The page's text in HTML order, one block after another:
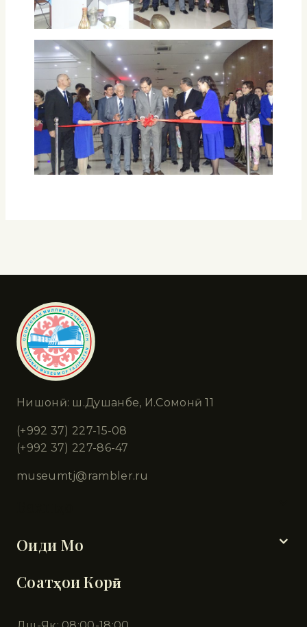
Нишонӣ: ш.Душанбе, И.Сомонӣ 11
(+992 37) 227-15-08
(+992 37) 227-86-47
museumtj@rambler.ru
Оиди Мо
Соатҳои Корӣ